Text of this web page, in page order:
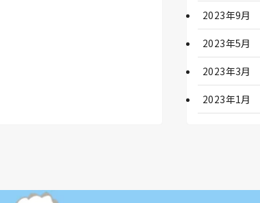
2023年9月
2023年5月
2023年3月
2023年1月